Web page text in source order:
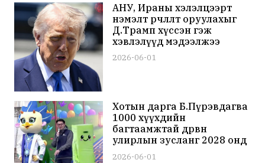
АНУ, Ираны хэлэлцээрт
нэмэлт өөрчлөлт оруулахыг
Д.Трамп хүссэн гэж
хэвлэлүүд мэдээлжээ
2026-06-01
Хотын дарга Б.Пүрэвдагва
1000 хүүхдийн
багтаамжтай дөрвөн
улирлын зусланг 2028 онд
ашиглалтад оруулна гэв
2026-06-01